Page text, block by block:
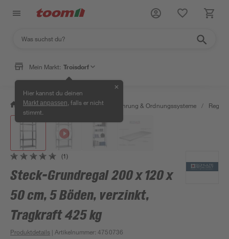
Mein Markt: Troisdorf
Hier kannst du deinen
Markt anpassen , falls er nicht
stimmt.
✕
/ Wohnen & Haushalt / Aufbewahrung & Ordnungssysteme / Regale
(1)
Steck-Grundregal 200 x 120 x
50 cm, 5 Böden, verzinkt,
Tragkraft 425 kg
Produktdetails | Artikelnummer:4750736